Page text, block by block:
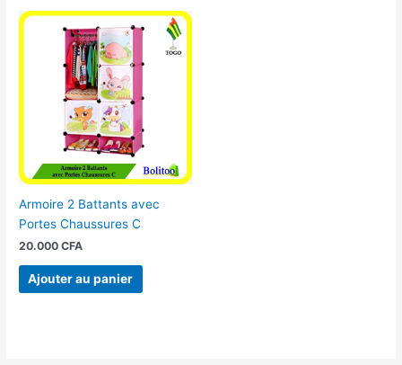
Armoire 2 Battants avec
Portes Chaussures C
20.000CFA
Ajouter au panier